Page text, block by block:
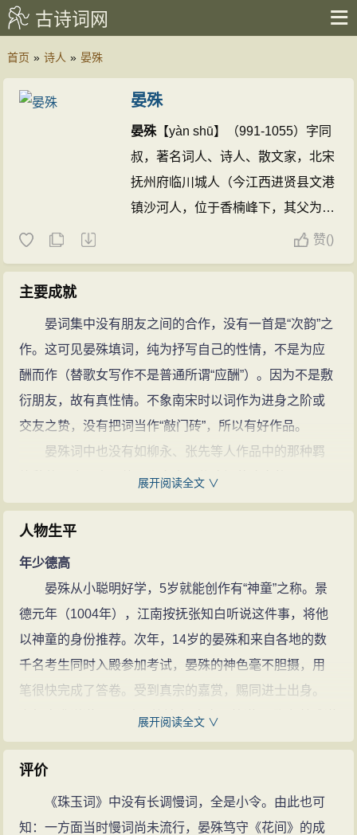
古诗词网
首页 » 诗人 » 晏殊
晏殊
晏殊 【yàn shū】（991-1055）字同
叔，著名词人、诗人、散文家，北宋
抚州府临川城人（今江西进贤县文港
镇沙河人，位于香楠峰下，其父为抚
州府手力节级），是当时的抚州籍第
赞()
主要成就
晏词集中没有朋友之间的合作，没有一首是“次韵”之
作。这可见晏殊填词，纯为抒写自己的性情，不是为应
酬而作（替歌女写作不是普通所谓“应酬”）。因为不是敷
衍朋友，故有真性情。不象南宋时以词作为进身之阶或
交友之贽，没有把词当作“敲门砖”，所以有好作品。
晏殊词中也没有如柳永、张先等人作品中的那种羁
旅愁苦，这是由于他一生富贵，仕途坦荡决定的。
《东都事略》说他有文集240卷，《中兴书目》作94
卷，《文献通考》载《临川集》30卷，皆不传。传者惟
《珠玉词》3卷。汲古阁并为1卷，为《宋六十名家词》
之首集，计词131首，清人辑有【晏文献遗文】收入【宋
四人集】中。
展开阅读全文 ∨
人物生平
年少德高
晏殊从小聪明好学，5岁就能创作有“神童”之称。景
德元年（1004年），江南按抚张知白听说这件事，将他
以神童的身份推荐。次年，14岁的晏殊和来自各地的数
千名考生同时入殿参加考试，晏殊的神色毫不胆摄，用
笔很快完成了答卷。受到真宗的嘉赏，赐同进士出身。
宰相寇准说道：“晏殊是外地人”皇帝回答道：“张九龄难道
不是外地人吗？”过了两天，又要进行诗、赋、论的考
试，晏殊上奏说道“我曾经做过这些题，请用别的题来测
试我。”他的真诚与才华更受到真宗的赞赏，授其秘书省
正事，留秘阁读书深造。他学习勤奋，交友持重，深得
展开阅读全文 ∨
评价
《珠玉词》中没有长调慢词，全是小令。由此也可
知：一方面当时慢词尚未流行，晏殊笃守《花间》的成